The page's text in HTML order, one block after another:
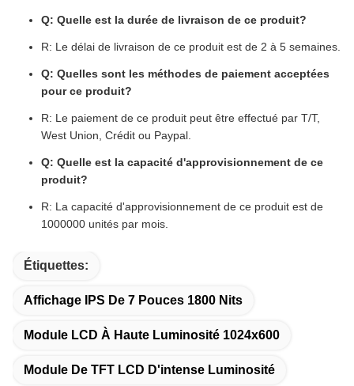
Q: Quelle est la durée de livraison de ce produit?
R: Le délai de livraison de ce produit est de 2 à 5 semaines.
Q: Quelles sont les méthodes de paiement acceptées
pour ce produit?
R: Le paiement de ce produit peut être effectué par T/T,
West Union, Crédit ou Paypal.
Q: Quelle est la capacité d'approvisionnement de ce
produit?
R: La capacité d'approvisionnement de ce produit est de
1000000 unités par mois.
Étiquettes:
Affichage IPS De 7 Pouces 1800 Nits
Module LCD À Haute Luminosité 1024x600
Module De TFT LCD D'intense Luminosité